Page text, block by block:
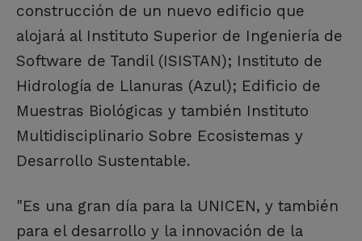
construcción de un nuevo edificio que
alojará al Instituto Superior de Ingeniería de
Software de Tandil (ISISTAN); Instituto de
Hidrología de Llanuras (Azul); Edificio de
Muestras Biológicas y también Instituto
Multidisciplinario Sobre Ecosistemas y
Desarrollo Sustentable.
"Es una gran día para la UNICEN, y también
para el desarrollo y la innovación de la